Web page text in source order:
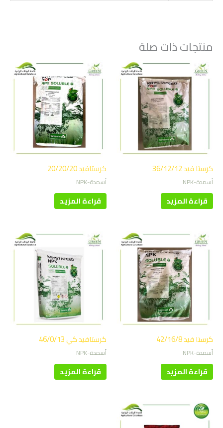
منتجات ذات صلة
كرستا فيد 36/12/12
أسمدة-NPK
قراءة المزيد
كرستافيد 20/20/20
أسمدة-NPK
قراءة المزيد
كرستا فيد 42/16/8
أسمدة-NPK
قراءة المزيد
كرستافيد كي 46/0/13
أسمدة-NPK
قراءة المزيد